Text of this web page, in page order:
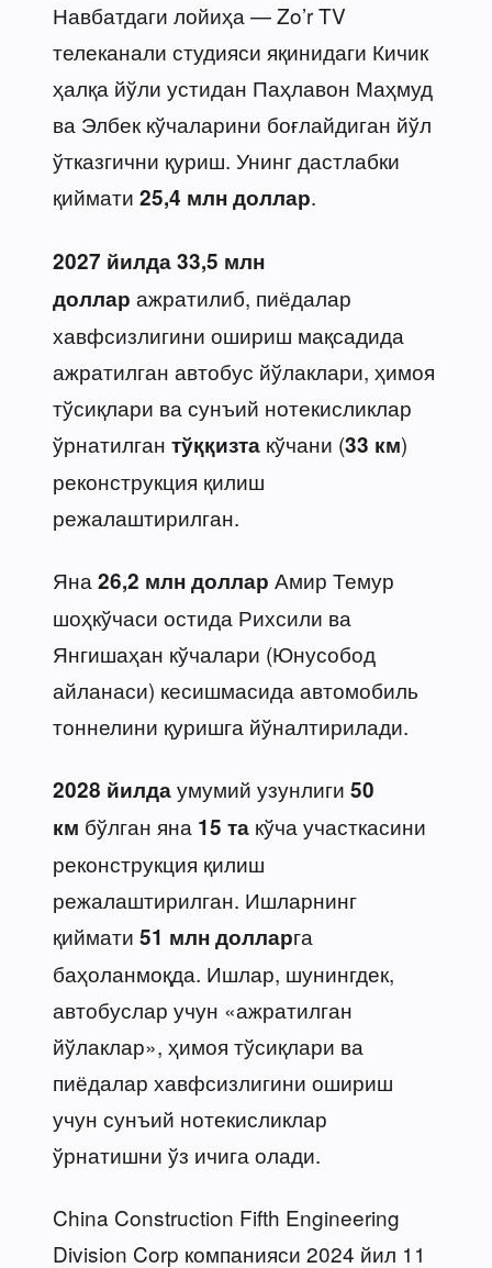
Навбатдаги лойиҳа — Zo’r TV
телеканали студияси яқинидаги Кичик
ҳалқа йўли устидан Паҳлавон Маҳмуд
ва Элбек кўчаларини боғлайдиган йўл
ўтказгични қуриш. Унинг дастлабки
қиймати 25,4 млн доллар.
2027 йилда33,5 млн
доллар ажратилиб, пиёдалар
хавфсизлигини ошириш мақсадида
ажратилган автобус йўлаклари, ҳимоя
тўсиқлари ва сунъий нотекисликлар
ўрнатилган тўққизта кўчани (33 км)
реконструкция қилиш
режалаштирилган.
Яна 26,2 млн доллар Амир Темур
шоҳкўчаси остида Рихсили ва
Янгишаҳан кўчалари (Юнусобод
айланаси) кесишмасида автомобиль
тоннелини қуришга йўналтирилади.
2028 йилдаумумий узунлиги 50
км бўлган яна 15 та кўча участкасини
реконструкция қилиш
режалаштирилган. Ишларнинг
қиймати 51 млн долларга
баҳоланмоқда. Ишлар, шунингдек,
автобуслар учун «ажратилган
йўлаклар», ҳимоя тўсиқлари ва
пиёдалар хавфсизлигини ошириш
учун сунъий нотекисликлар
ўрнатишни ўз ичига олади.
China Construction Fifth Engineering
Division Corp компанияси 2024 йил 11